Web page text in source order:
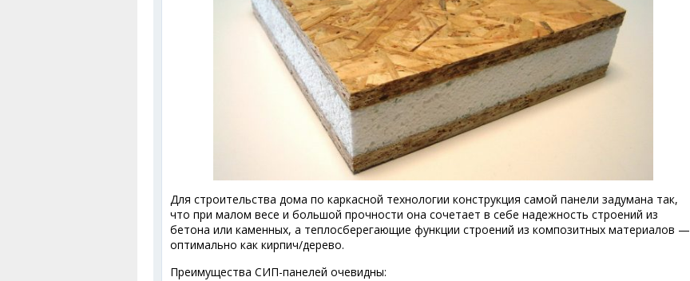
Для строительства дома по каркасной технологии конструкция самой панели задумана так,
что при малом весе и большой прочности она сочетает в себе надежность строений из
бетона или каменных, а теплосберегающие функции строений из композитных материалов —
оптимально как кирпич/дерево.
Преимущества СИП-панелей очевидны: